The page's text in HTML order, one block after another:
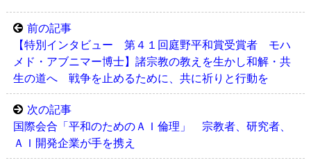
前の記事
【特別インタビュー 第４１回庭野平和賞受賞者 モハ
メド・アブニマー博士】諸宗教の教えを生かし和解・共
生の道へ 戦争を止めるために、共に祈りと行動を
次の記事
国際会合「平和のためのＡＩ倫理」 宗教者、研究者、
ＡＩ開発企業が手を携え